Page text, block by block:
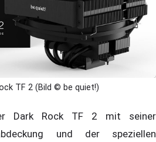
TF 2 (Bild © be quiet!)
Dark Rock TF 2 mit seiner
und der speziellen